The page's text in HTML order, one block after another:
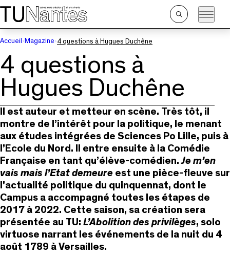
Passer directement à la navigation
Passer directement au contenu principal
Ouvrir
la
Accueil
Magazine 4 questions à Hugues Duchêne
4 questions à
Hugues Duchêne
Il est auteur et metteur en scène. Très tôt, il
montre de l’intérêt pour la politique, le menant
aux études intégrées de Sciences Po Lille, puis à
l’Ecole du Nord. Il entre ensuite à la Comédie
Française en tant qu’élève-comédien.Je m’en
vais mais l’Etat demeure est une pièce-fleuve sur
l’actualité politique du quinquennat, dont le
Campus a accompagné toutes les étapes de
2017 à 2022. Cette saison, sa création sera
présentée au TU: L’Abolition des privilèges, solo
virtuose narrant les événements de la nuit du 4
août 1789 à Versailles.